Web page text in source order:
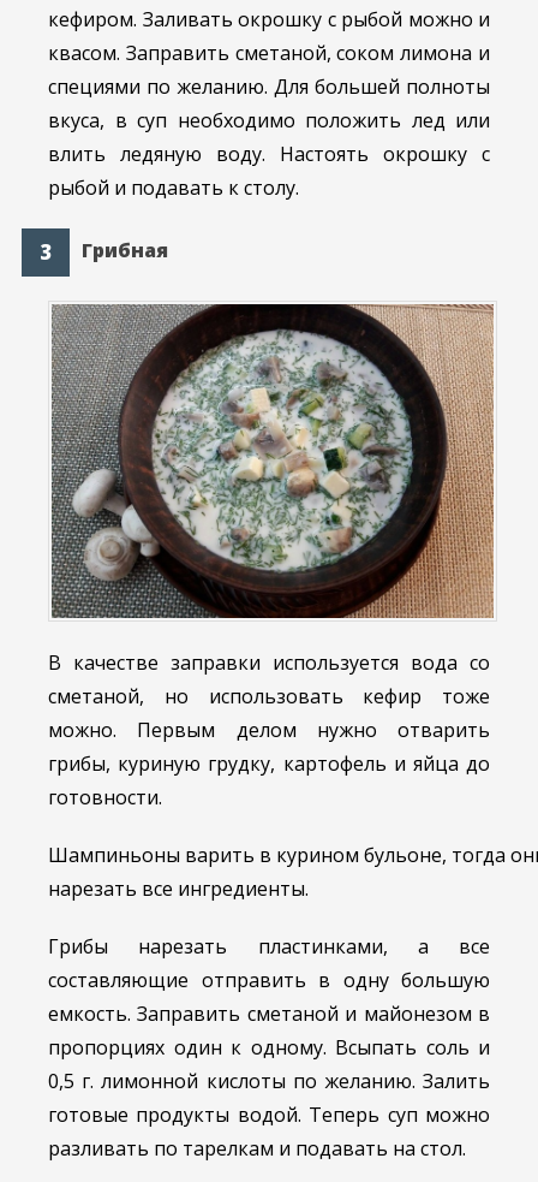
кефиром. Заливать окрошку с рыбой можно и
квасом. Заправить сметаной, соком лимона и
специями по желанию. Для большей полноты
вкуса, в суп необходимо положить лед или
влить ледяную воду. Настоять окрошку с
рыбой и подавать к столу.
Грибная
В качестве заправки используется вода со
сметаной, но использовать кефир тоже
можно. Первым делом нужно отварить
грибы, куриную грудку, картофель и яйца до
готовности.
Шампиньоны варить в курином бульоне, тогда
нарезать все ингредиенты.
Грибы нарезать пластинками, а все
составляющие отправить в одну большую
емкость. Заправить сметаной и майонезом в
пропорциях один к одному. Всыпать соль и
0,5 г. лимонной кислоты по желанию. Залить
готовые продукты водой. Теперь суп можно
разливать по тарелкам и подавать на стол.